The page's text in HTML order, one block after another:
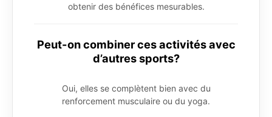
obtenir des bénéfices mesurables.
Peut-on combiner ces activités avec
d’autres sports?
Oui, elles se complètent bien avec du
renforcement musculaire ou du yoga.